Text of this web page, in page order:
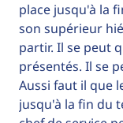
place jusqu'à la
son supérieur
partir. Il se peut
présentés. Il se
Aussi faut il que
jusqu'à la fin du
"Una
bien